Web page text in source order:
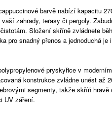
barvě nabízí kapacitu
zahrady, terasy či pergoly.
Složení skříně zvládnete
pro snadný přenos a jednoduchá
pryskyřice v
konstrukce zvládne unést až
segmenty, takže skříň
UV záření.